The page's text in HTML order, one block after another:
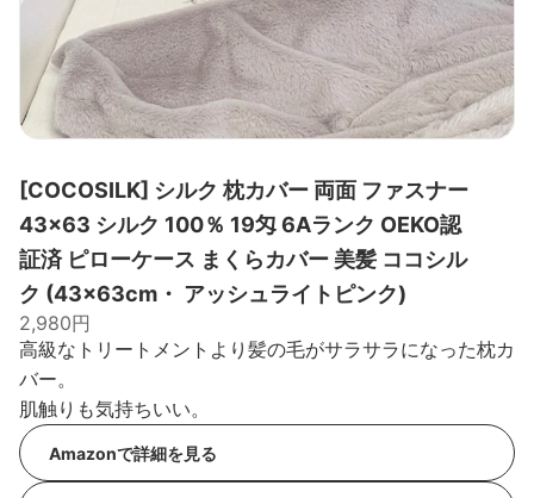
[COCOSILK] シルク 枕カバー 両面 ファスナー
43×63 シルク 100％ 19匁 6Aランク OEKO認
証済 ピローケース まくらカバー 美髪 ココシル
ク (43×63cm・ アッシュライトピンク)
2,980円
高級なトリートメントより髪の毛がサラサラになった枕カ
バー。
肌触りも気持ちいい。
Amazonで詳細を見る